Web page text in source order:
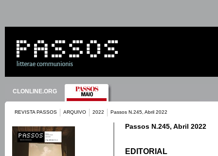
CLONLINE.ORG
REVISTA PASSOS ARQUIVO 2022 Passos N.245, Abril 2022
Passos N.245, Abril 2022
EDITORIAL